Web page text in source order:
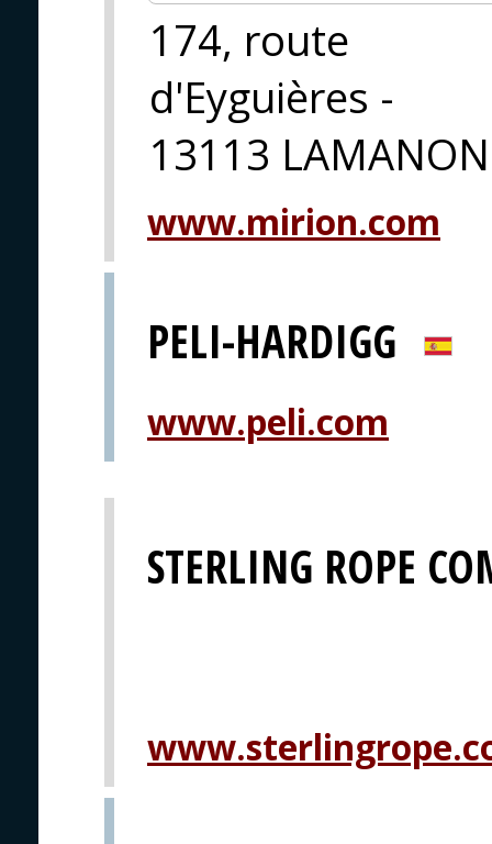
174, route
d'Eyguières -
13113 LAMANON
www.mirion.com
PELI-HARDIGG
www.peli.com
STERLING ROPE